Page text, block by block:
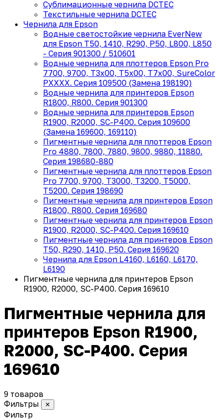
Сублимационные чернила DCTEC
Текстильные чернила DCTEC
Чернила для Epson
Водные светостойкие чернила EverNew
для Epson T50, 1410, R290, P50, L800, L850
- Серия 901300 / 510601
Водные чернила для плоттеров Epson Pro
7700, 9700, T3x00, T5x00, T7x00, SureColor
PXXXX. Серия 109500 (Замена 198190)
Водные чернила для принтеров Epson
R1800, R800. Серия 901300
Водные чернила для принтеров Epson
R1900, R2000, SC-P400. Серия 109600
(Замена 169600, 169110)
Пигментные чернила для плоттеров Epson
Pro 4880, 7800, 7880, 9800, 9880, 11880.
Серия 198680-880
Пигментные чернила для плоттеров Epson
Pro 7700, 9700, T3000, T3200, T5000,
T5200. Серия 198690
Пигментные чернила для принтеров Epson
R1800, R800. Серия 169680
Пигментные чернила для принтеров Epson
R1900, R2000, SC-P400. Серия 169610
Пигментные чернила для принтеров Epson
T50, R290, 1410, P50. Cерия 169620
Чернила для Epson L4160, L6160, L6170,
L6190
Пигментные чернила для принтеров Epson
R1900, R2000, SC-P400. Серия 169610
Пигментные чернила для
принтеров Epson R1900,
R2000, SC-P400. Серия
169610
9 товаров
Фильтры
✕
Фильтр